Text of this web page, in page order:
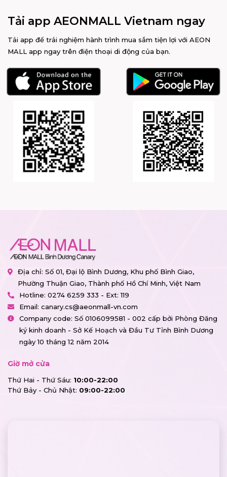
Tải app AEONMALL Vietnam ngay
Tải app để trải nghiệm hành trình mua sắm tiện lợi với AEON
MALL app ngay trên điện thoại di động của bạn.
Địa chỉ: Số 01, Đại lộ Bình Dương, Khu phố Bình Giao,
Phường Thuận Giao, Thành phố Hồ Chí Minh, Việt Nam
Hotline: 0274 6259 333 - Ext: 119
Email: canary.cs@aeonmall-vn.com
Company code: Số 0106099581 - 002 cấp bởi Phòng Đăng
ký kinh doanh - Sở Kế Hoạch và Đầu Tư Tỉnh Bình Dương
ngày 10 tháng 12 năm 2014
Giờ mở cửa
Thứ Hai - Thứ Sáu: 10:00-22:00
Thứ Bảy - Chủ Nhật: 09:00-22:00